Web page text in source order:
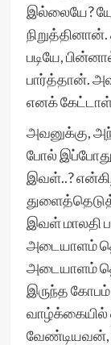
இல்லையே?
படியே,
பார்த்தான்.
எனக்
அவனுக்கு,
போல் இப்போது
இவள்..?
இவள் மாலதி
அடையாளம்
அடையாளம்
இருந்த
வாழ்க்கையில்
வேண்டியவன்,